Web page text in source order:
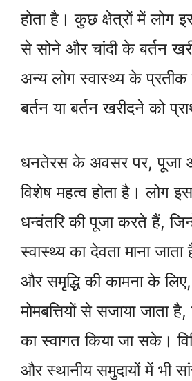
होता है। कुछ क्षेत्रों में लोग
से सोने और चांदी के बर्तन
अन्य लोग स्वास्थ्य के
बर्तन या बर्तन खरीदने को
धनतेरस के अवसर पर, पूजा
विशेष महत्व होता है। लोग
धन्वंतरि की पूजा करते हैं,
स्वास्थ्य का देवता माना
और समृद्धि की कामना के
मोमबत्तियों से सजाया जाता है,
का स्वागत किया जा सके।
और स्थानीय समुदायों में भी